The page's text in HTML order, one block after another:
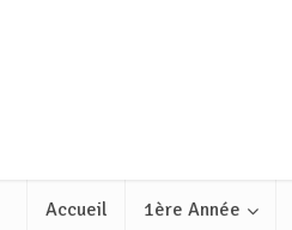
Accueil 1ère Année